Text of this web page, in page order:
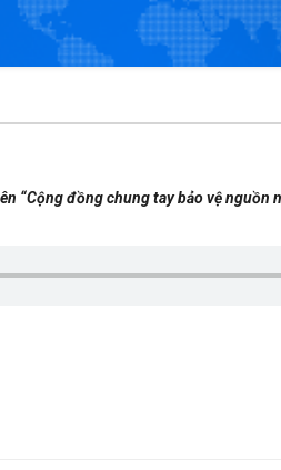
“Cộng đồng chung tay bảo vệ nguồn